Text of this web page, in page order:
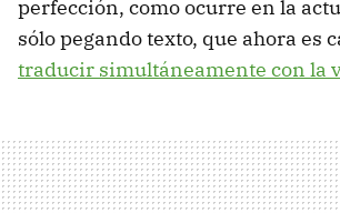
perfección, como ocurre en la
sólo pegando texto, que ahora es
traducir simultáneamente con la